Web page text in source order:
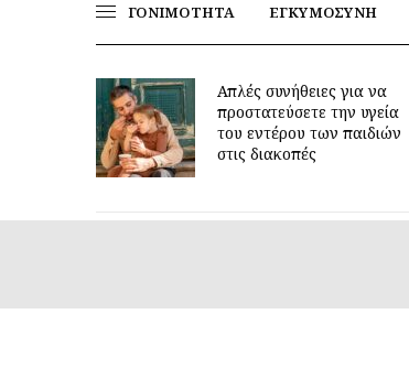
ΓΟΝΙΜΟΤΗΤΑ ΕΓΚΥΜΟΣΥΝΗ
Απλές συνήθειες για να
προστατεύσετε την υγεία
του εντέρου των παιδιών
στις διακοπές